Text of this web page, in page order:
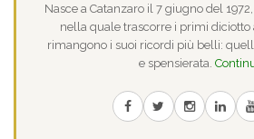
Nasce a Catanzaro il 7 giugno del
nella quale trascorre i primi diciotto
rimangono i suoi ricordi più belli:
e spensierata.